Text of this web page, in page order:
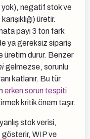
yok), negatif stok ve
üretir.
payı 3 ton fark
ya gereksiz sipariş
üretim durur. Benzer
gelmezse, sorunlu
katlanır. Bu tür
erken sorun tespiti
kritik önem taşır.
stok verisi,
gösterir, WIP ve